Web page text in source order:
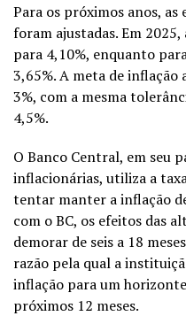
Para os próximos anos,
foram ajustadas. Em
para 4,10%, enquanto
3,65%. A meta de
3%, com a mesma
4,5%.
O Banco Central, em seu
inflacionárias, utiliza a
tentar manter a inflação
com o BC, os efeitos das
demorar de seis a 18
razão pela qual a
inflação para um
próximos 12 meses.